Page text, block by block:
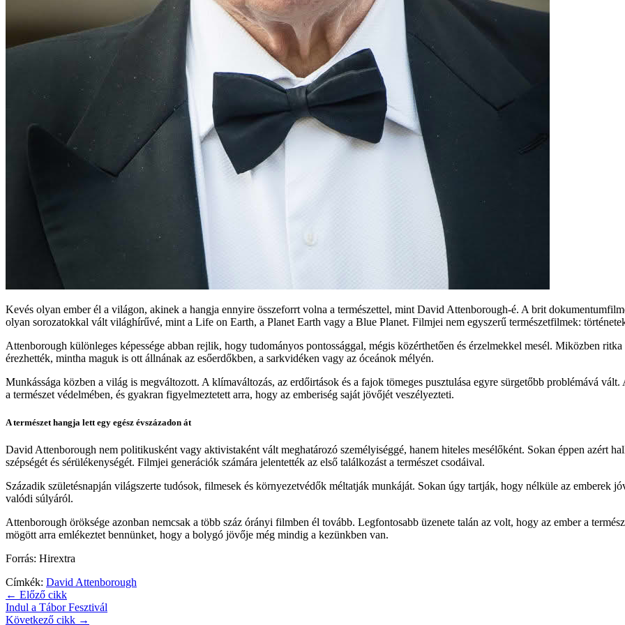
Kevés olyan ember él a világon, akinek a hangja ennyire összeforrt volna a természettel, mint David Attenborough-é. A brit
olyan sorozatokkal vált világhírűvé, mint a Life on Earth, a Planet Earth vagy a Blue Planet. Filmjei nem egyszerű természetfilmek:
Attenborough különleges képessége abban rejlik, hogy tudományos pontossággal, mégis közérthetően és érzelmekkel mesél. Miközben
érezhették, mintha maguk is ott állnának az esőerdőkben, a sarkvidéken vagy az óceánok mélyén.
Munkássága közben a világ is megváltozott. A klímaváltozás, az erdőirtások és a fajok tömeges pusztulása egyre sürgetőbb problémává
a természet védelmében, és gyakran figyelmeztetett arra, hogy az emberiség saját jövőjét veszélyezteti.
A természet hangja lett egy egész évszázadon át
David Attenborough nem politikusként vagy aktivistaként vált meghatározó személyiséggé, hanem hiteles mesélőként. Sokan éppen azért
szépségét és sérülékenységét. Filmjei generációk számára jelentették az első találkozást a természet csodáival.
Századik születésnapján világszerte tudósok, filmesek és környezetvédők méltatják munkáját. Sokan úgy tartják, hogy nélküle az emberek
valódi súlyáról.
Attenborough öröksége azonban nemcsak a több száz órányi filmben él tovább. Legfontosabb üzenete talán az volt, hogy az ember a
mögött arra emlékeztet bennünket, hogy a bolygó jövője még mindig a kezünkben van.
Forrás: Hirextra
Címkék: David Attenborough
← Előző cikk
Indul a Tábor Fesztivál
Következő cikk →